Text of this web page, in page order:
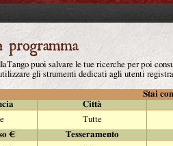
puoi salvare le tue ricerche per poi
gli strumenti dedicati agli utenti
Stai
Città
Tutte
€
Tesseramento